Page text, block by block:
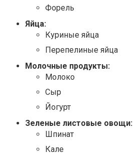
Форель
Яйца:
Куриные яйца
Перепелиные яйца
Молочные продукты:
Молоко
Сыр
Йогурт
Зеленые листовые овощи:
Шпинат
Кале